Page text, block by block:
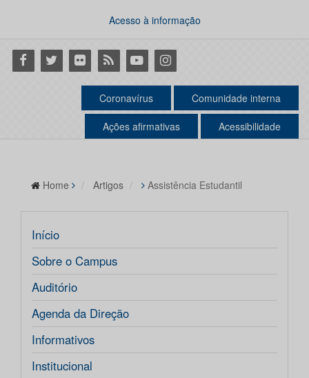
Acesso à informação
Facebook
Twitter Flickr RSS YoutubeInstagram
Coronavírus Comunidade interna
Ações afirmativas Acessibilidade
Home Artigos Assistência Estudantil
Início
Sobre o Campus
Auditório
Agenda da Direção
Informativos
Institucional